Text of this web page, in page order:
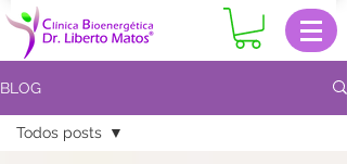
BLOG
Todos posts